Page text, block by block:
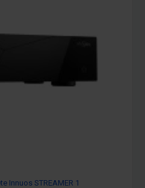
Innuos STREAMER 1